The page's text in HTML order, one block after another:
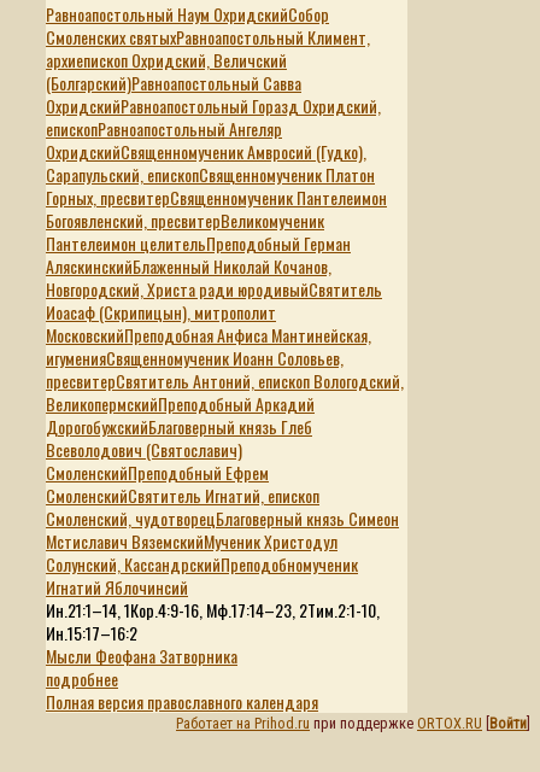
Равноапостольный Наум ОхридскийСобор
Смоленских святыхРавноапостольный Климент,
архиепископ Охридский, Величский
(Болгарский)Равноапостольный Савва
ОхридскийРавноапостольный Горазд Охридский,
епископРавноапостольный Ангеляр
ОхридскийСвященномученик Амвросий (Гудко),
Сарапульский, епископСвященномученик Платон
Горных, пресвитерСвященномученик Пантелеимон
Богоявленский, пресвитерВеликомученик
Пантелеимон целительПреподобный Герман
АляскинскийБлаженный Николай Кочанов,
Новгородский, Христа ради юродивыйСвятитель
Иоасаф (Скрипицын), митрополит
МосковскийПреподобная Анфиса Мантинейская,
игуменияСвященномученик Иоанн Соловьев,
пресвитерСвятитель Антоний, епископ Вологодский,
ВеликопермскийПреподобный Аркадий
ДорогобужскийБлаговерный князь Глеб
Всеволодович (Святославич)
СмоленскийПреподобный Ефрем
СмоленскийСвятитель Игнатий, епископ
Смоленский, чудотворецБлаговерный князь Симеон
Мстиславич ВяземскийМученик Христодул
Солунский, КассандрскийПреподобномученик
Игнатий Яблочинсий
Ин.21:1–14, 1Кор.4:9-16, Мф.17:14–23, 2Тим.2:1-10,
Ин.15:17–16:2
Мысли Феофана Затворника
подробнее
Полная версия православного календаря
Работает на Prihod.ru при поддержке ORTOX.RU Войти